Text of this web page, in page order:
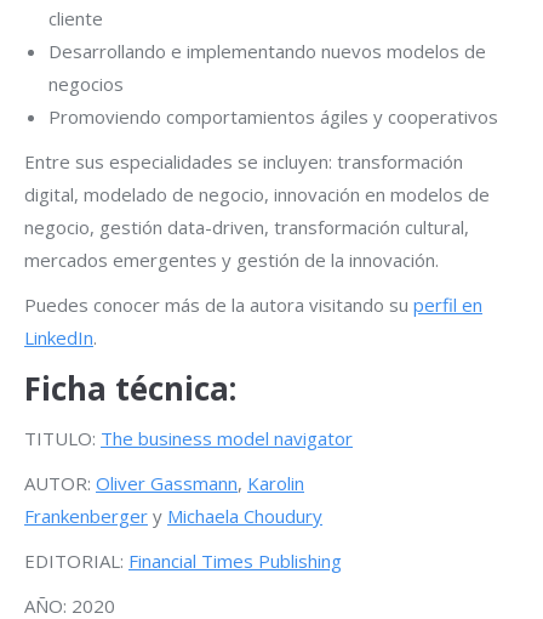
cliente
Desarrollando e implementando nuevos modelos de
negocios
Promoviendo comportamientos ágiles y cooperativos
Entre sus especialidades se incluyen: transformación
digital, modelado de negocio, innovación en modelos de
negocio, gestión data-driven, transformación cultural,
mercados emergentes y gestión de la innovación.
Puedes conocer más de la autora visitando su perfil en
LinkedIn.
Ficha técnica:
TITULO: The business model navigator
AUTOR: Oliver Gassmann, Karolin
Frankenberger y Michaela Choudury
EDITORIAL: Financial Times Publishing
AÑO: 2020